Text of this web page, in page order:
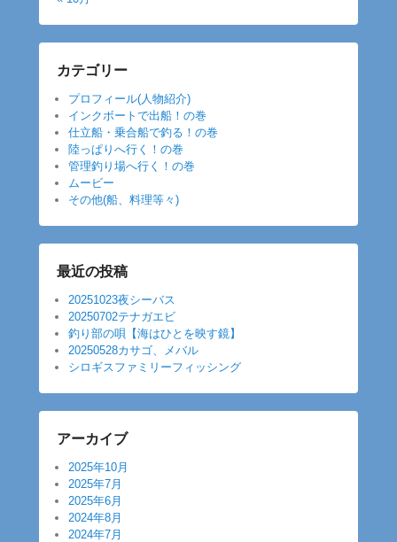
カテゴリー
プロフィール(人物紹介)
インクボートで出船！の巻
仕立船・乗合船で釣る！の巻
陸っぱりへ行く！の巻
管理釣り場へ行く！の巻
ムービー
その他(船、料理等々)
最近の投稿
20251023夜シーバス
20250702テナガエビ
釣り部の唄【海はひとを映す鏡】
20250528カサゴ、メバル
シロギスファミリーフィッシング
アーカイブ
2025年10月
2025年7月
2025年6月
2024年8月
2024年7月